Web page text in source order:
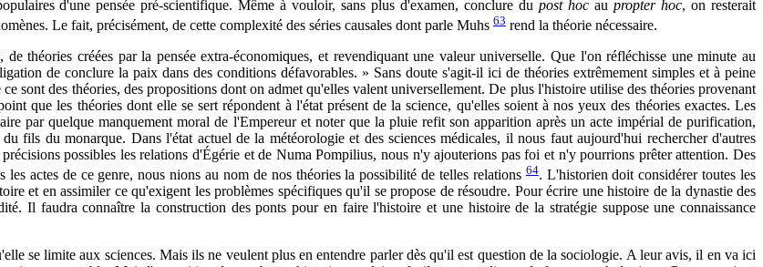
d'une pensée pré-scientifique. Même à vouloir, sans plus d'examen, conclure dupost hoc aupropter hoc, on resterait
Le fait, précisément, de cette complexité des séries causales dont parle Muhs 63 rend la théorie nécessaire.
théories créées par la pensée extra-économiques, et revendiquant une valeur universelle. Que l'on réfléchisse une minute au
de conclure la paix dans des conditions défavorables. » Sans doute s'agit-il ici de théories extrêmement simples et à peine
sont des théories, des propositions dont on admet qu'elles valent universellement. De plus l'histoire utilise des théories provenant
que les théories dont elle se sert répondent à l'état présent de la science, qu'elles soient à nos yeux des théories exactes. Les
par quelque manquement moral de l'Empereur et noter que la pluie refit son apparition après un acte impérial de purification,
fils du monarque. Dans l'état actuel de la météorologie et des sciences médicales, il nous faut aujourd'hui rechercher d'autres
possibles les relations d'Égérie et de Numa Pompilius, nous n'y ajouterions pas foi et n'y pourrions prêter attention. Des
actes de ce genre, nous nions au nom de nos théories la possibilité de telles relations64. L'historien doit considérer toutes les
et en assimiler ce qu'exigent les problèmes spécifiques qu'il se propose de résoudre. Pour écrire une histoire de la dynastie des
Il faudra connaître la construction des ponts pour en faire l'histoire et une histoire de la stratégie suppose une connaissance
se limite aux sciences. Mais ils ne veulent plus en entendre parler dès qu'il est question de la sociologie. A leur avis, il en va ici